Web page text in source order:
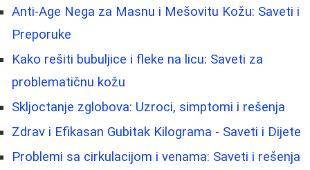
Anti-Age Nega za Masnu i Mešovitu Kožu: Saveti i
Preporuke
Kako rešiti bubuljice i fleke na licu: Saveti za
problematičnu kožu
Skljoctanje zglobova: Uzroci, simptomi i rešenja
Zdrav i Efikasan Gubitak Kilograma - Saveti i Dijete
Problemi sa cirkulacijom i venama: Saveti i rešenja